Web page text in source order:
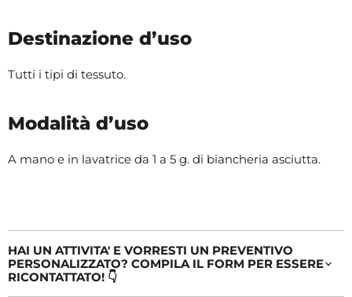
Destinazione d’uso
Tutti i tipi di tessuto.
Modalità d’uso
A mano e in lavatrice da 1 a 5 g. di biancheria asciutta.
HAI UN ATTIVITA' E VORRESTI UN PREVENTIVO
PERSONALIZZATO? COMPILA IL FORM PER ESSERE
RICONTATTATO! 👇